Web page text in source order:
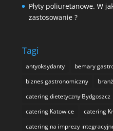
Płyty poliuretanowe. W
zastosowanie ?
Tagi
antyoksydanty
bemary
biznes gastronomiczny
catering dietetyczny Bydgoszcz
catering Katowice
catering
catering na imprezy